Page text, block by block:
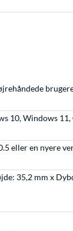
10, Windows 11,
eller en nyere
35,2 mm x